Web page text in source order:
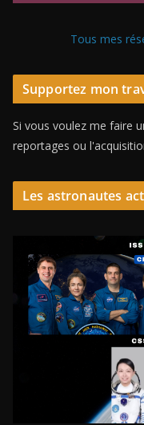
Tous mes
Supportez mon
Si vous voulez me faire
reportages ou
Les astronautes